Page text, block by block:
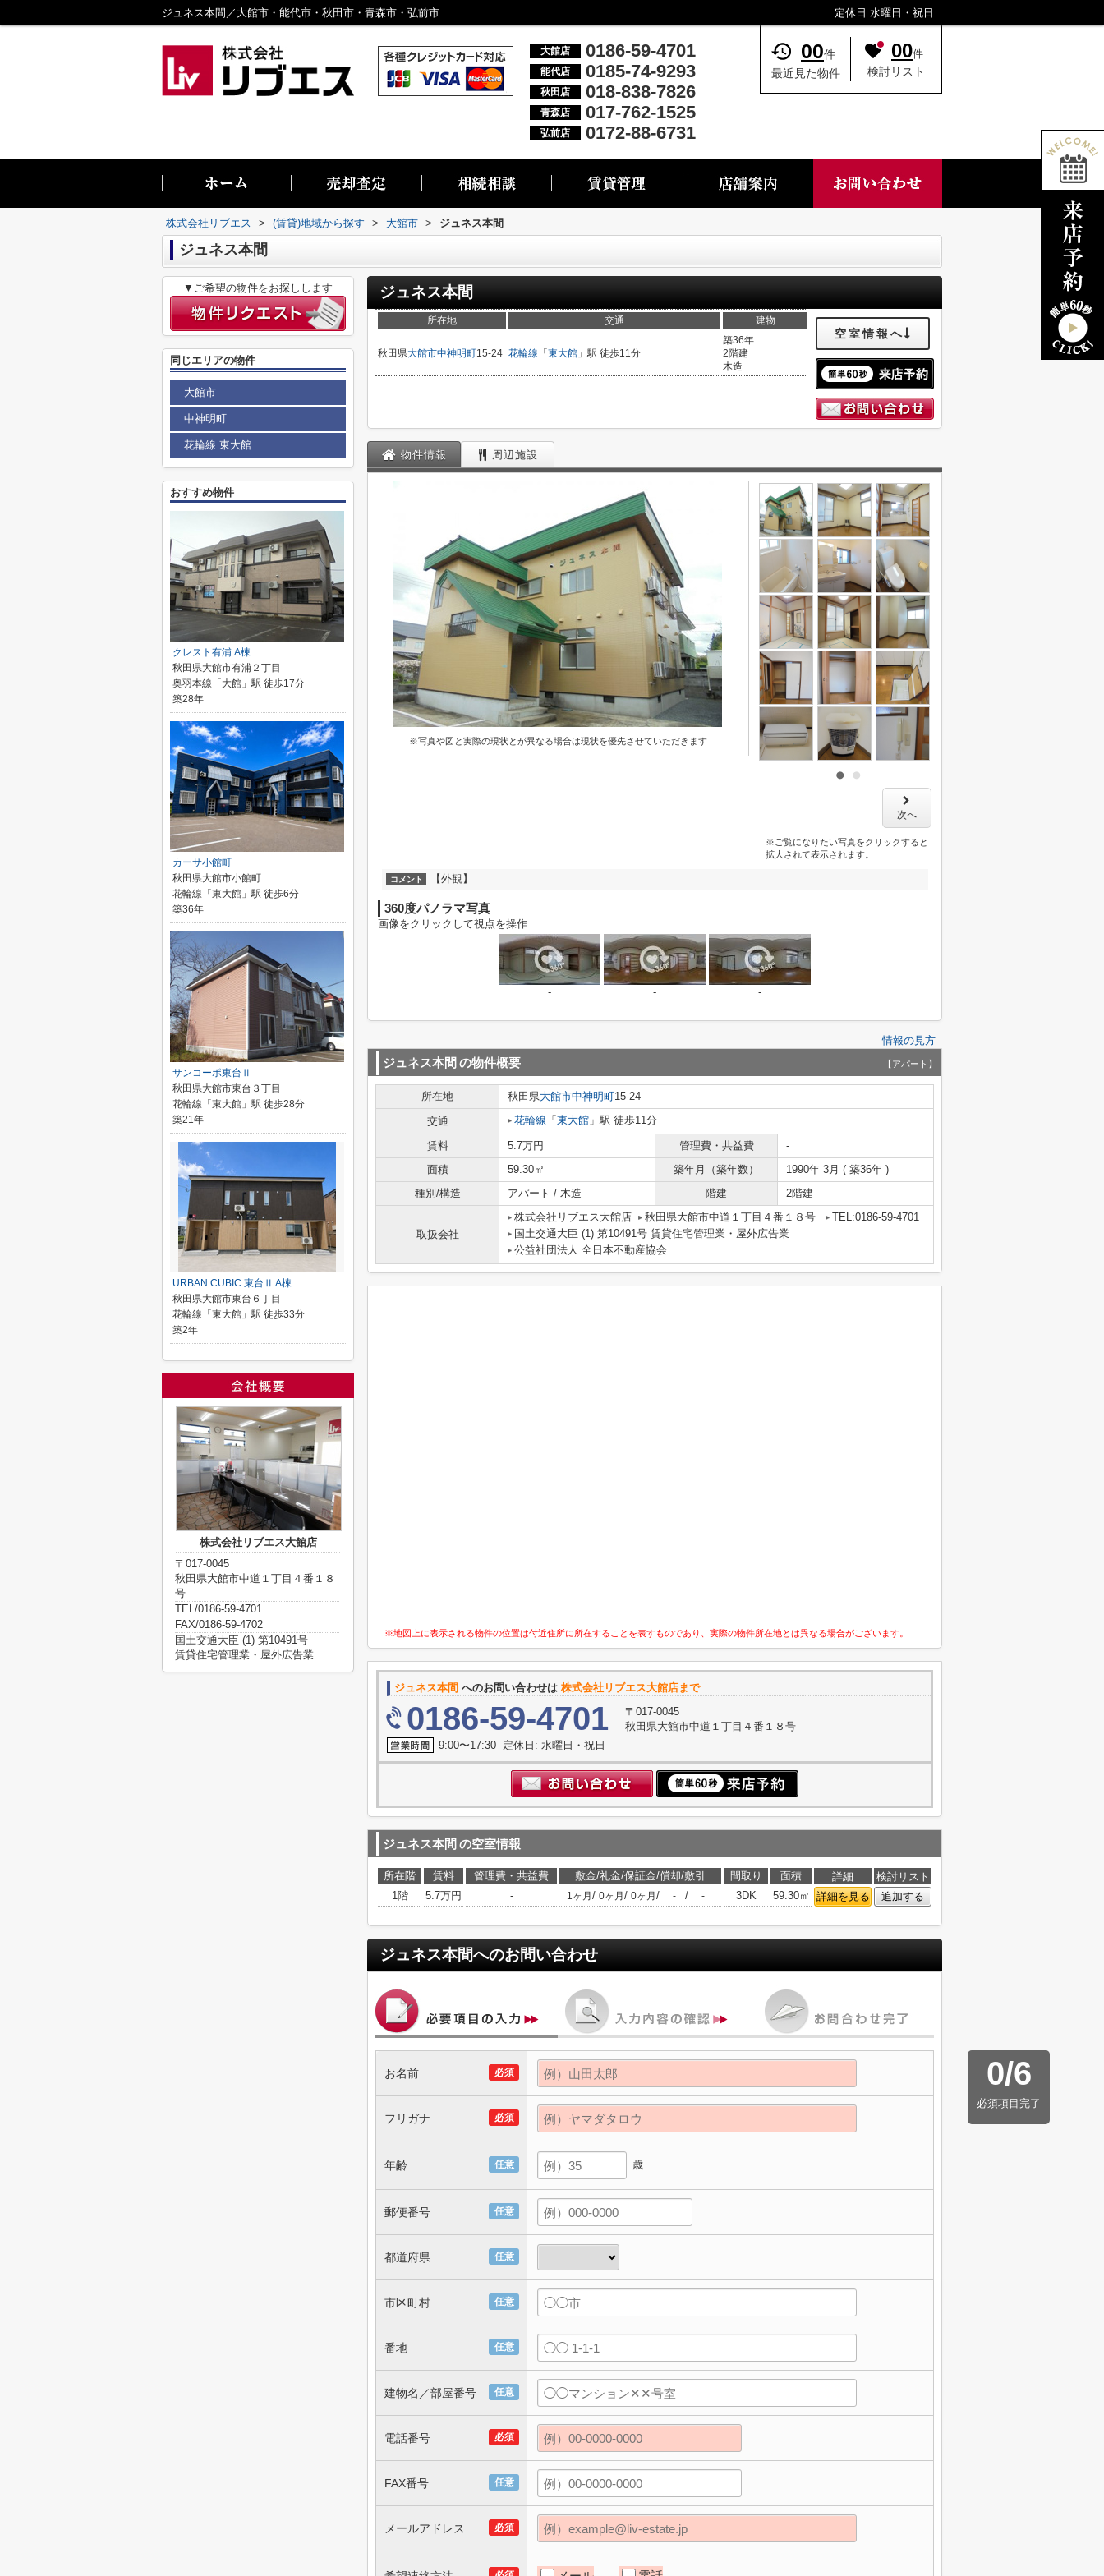
ジュネス本間／大館市・能代市・秋田市・青森市・弘前市の不動産情報なら株式会社リブエス 定休日 水曜日・祝日
大館店 0186-59-4701
能代店 0185-74-9293
秋田店 018-838-7826
青森店 017-762-1525
弘前店 0172-88-6731
00件
最近見た物件
00件
検討リスト
株式会社リブエス > (賃貸)地域から探す > 大館市 > ジュネス本間
ジュネス本間
ジュネス本間
所在地 交通 建物
秋田県大館市中神明町15-24 花輪線 「 東大館 」駅 徒歩11分
築36年
2階建
木造
空室情報へ
物件情報 周辺施設
※写真や図と実際の現状とが異なる場合は現状を優先させていただきます
次へ
※ご覧になりたい写真をクリックすると
拡大されて表示されます。
コメント 【外観】
360度パノラマ写真
画像をクリックして視点を操作
- - -
情報の見方
ジュネス本間 の物件概要 【アパート】
所在地 秋田県大館市中神明町15-24
交通
花輪線 「 東大館 」駅 徒歩11分
賃料 5.7万円 管理費・共益費
-
面積
59.30㎡ 築年月（築年数）
1990年 3月 ( 築36年 )
種別/構造
アパート / 木造 階建 2階建
取扱会社
株式会社リブエス大館店 秋田県大館市中道１丁目４番１８号
TEL:0186-59-4701
国土交通大臣 (1) 第10491号 賃貸住宅管理業・屋外広告業
公益社団法人 全日本不動産協会
※地図上に表示される物件の位置は付近住所に所在することを表すものであり、実際の物件所在地とは異なる場合がございます。
ジュネス本間 へのお問い合わせは 株式会社リブエス大館店まで
0186-59-4701
〒017-0045
秋田県大館市中道１丁目４番１８号
9:00〜17:30 定休日: 水曜日・祝日
ジュネス本間 の空室情報
所在階 賃料 管理費・共益費 敷金/礼金/保証金/償却/敷引 間取り 面積 詳細
検討リスト
1階
5.7万円 - 1ヶ月 / 0ヶ月 / 0ヶ月 / - / - 3DK 59.30㎡ 詳細を見る 追加する
ジュネス本間へのお問い合わせ
0/6
必須項目完了
必須
お名前
必須
フリガナ
任意
年齢 歳
任意
郵便番号
任意
都道府県
任意
市区町村
任意
番地
任意
建物名／部屋番号
必須
電話番号
任意
FAX番号
必須
メールアドレス
▼ご希望の物件をお探しします
同じエリアの物件
大館市
中神明町
花輪線 東大館
おすすめ物件
クレスト有浦 A棟
秋田県大館市有浦２丁目
奥羽本線「大館」駅 徒歩17分
築28年
カーサ小館町
秋田県大館市小館町
花輪線「東大館」駅 徒歩6分
築36年
サンコーポ東台Ⅱ
秋田県大館市東台３丁目
花輪線「東大館」駅 徒歩28分
築21年
URBAN CUBIC 東台Ⅱ A棟
秋田県大館市東台６丁目
花輪線「東大館」駅 徒歩33分
築2年
株式会社リブエス大館店
〒017-0045
秋田県大館市中道１丁目４番１８
号
TEL/0186-59-4701
FAX/0186-59-4702
国土交通大臣 (1) 第10491号
賃貸住宅管理業・屋外広告業